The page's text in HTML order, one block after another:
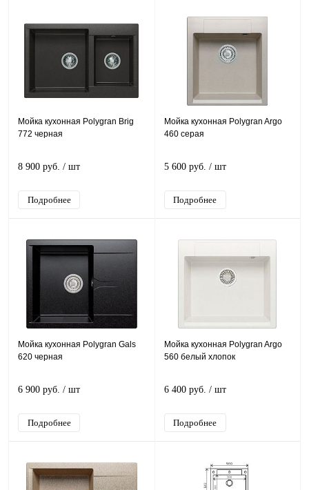
Мойка кухонная Polygran Brig
772 черная
8 900 руб. / шт
Подробнее
Мойка кухонная Polygran Argo
460 серая
5 600 руб. / шт
Подробнее
Мойка кухонная Polygran Gals
620 черная
6 900 руб. / шт
Подробнее
Мойка кухонная Polygran Argo
560 белый хлопок
6 400 руб. / шт
Подробнее